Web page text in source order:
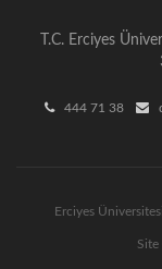
T.C. Erciyes
444 71 38
Erciyes